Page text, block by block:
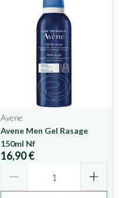
Avene
Avene Men Gel Rasage
150ml Nf
16,90 €